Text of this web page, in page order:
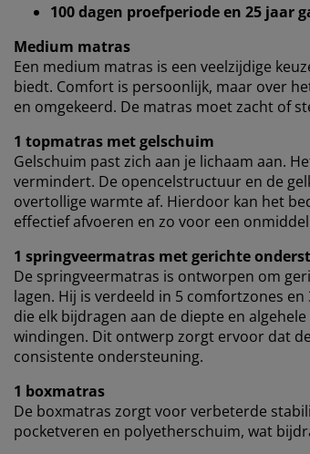
100 dagen proefperiode en 25 jaar
Medium matras
Een medium matras is een veelzijdige
biedt. Comfort is persoonlijk, maar over
en omgekeerd. De matras moet zacht of
1 topmatras met gelschuim
Gelschuim past zich aan je lichaam aan.
vermindert. De opencelstructuur en de
overtollige warmte af. Hierdoor kan het
effectief afvoeren en zo voor een
1 springveermatras met gerichte
De springveermatras is ontworpen om
lagen. Hij is verdeeld in 5 comfortzones
die elk bijdragen aan de diepte en
windingen. Dit ontwerp zorgt ervoor dat
consistente ondersteuning.
1 boxmatras
De boxmatras zorgt voor verbeterde
pocketveren en polyetherschuim, wat